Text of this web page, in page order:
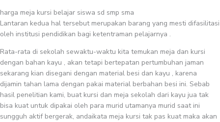
harga meja kursi belajar siswa sd smp sma
Lantaran kedua hal tersebut merupakan barang yang mesti difasilitasi
oleh institusi pendidikan bagi ketentraman pelajarnya .
Rata-rata di sekolah sewaktu-waktu kita temukan meja dan kursi
dengan bahan kayu , akan tetapi bertepatan pertumbuhan jaman
sekarang kian disegani dengan material besi dan kayu , karena
dijamin tahan lama dengan pakai material berbahan besi ini. Sebab
hasil penelitian kami, buat kursi dan meja sekolah dari kayu jua tak
bisa kuat untuk dipakai oleh para murid utamanya murid saat ini
sungguh aktif bergerak, andaikata meja kursi tak pas kuat maka akan